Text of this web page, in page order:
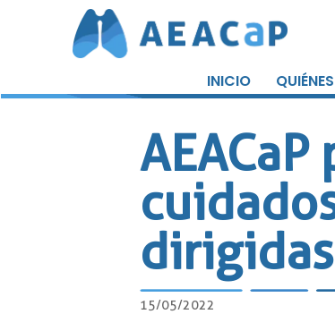
contenido
INICIO
15/05/2022